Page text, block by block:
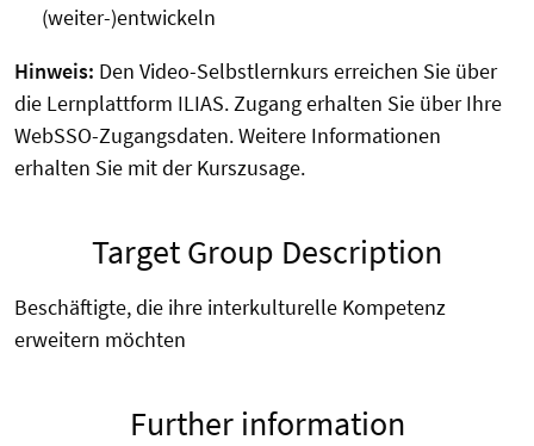
(weiter-)entwickeln
Hinweis: Den Video-Selbstlernkurs erreichen Sie über
die Lernplattform ILIAS.Zugang erhalten Sie überIhre
WebSSO-Zugangsdaten. Weitere Informationen
erhalten Sie mit der Kurszusage.
Target Group Description
Beschäftigte, die ihre interkulturelle Kompetenz
erweitern möchten
Further information